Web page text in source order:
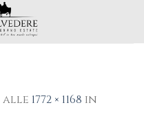
alle 1772 × 1168 in